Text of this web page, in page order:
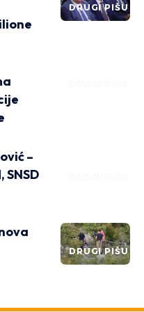
DRUGI PIŠU
–
SNSD
DRUGI PIŠU